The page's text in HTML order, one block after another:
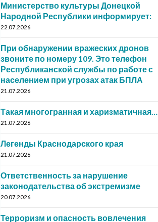
Министерство культуры Донецкой
Народной Республики информирует:
22.07.2026
При обнаружении вражеских дронов
звоните по номеру 109. Это телефон
Республиканской службы по работе с
населением при угрозах атак БПЛА
21.07.2026
Такая многогранная и харизматичная…
21.07.2026
Легенды Краснодарского края
21.07.2026
Ответственность за нарушение
законодательства об экстремизме
20.07.2026
Терроризм и опасность вовлечения